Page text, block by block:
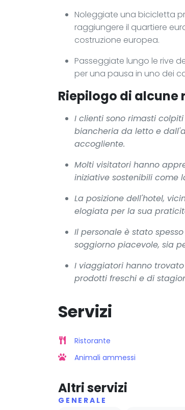
Noleggiate una bicicletta
raggiungere il quartiere
costruzione europea.
Passeggiate lungo le rive
per una pausa in uno dei
Riepilogo di alcune
I clienti sono rimasti
biancheria da letto e
accogliente.
Molti visitatori hanno
iniziative sostenibili come
La posizione dell'hotel,
elogiata per la sua
Il personale è stato
soggiorno piacevole, sia
I viaggiatori hanno
prodotti freschi e di
Servizi
Ristorante
Animali ammessi
Altri servizi
GENERALE